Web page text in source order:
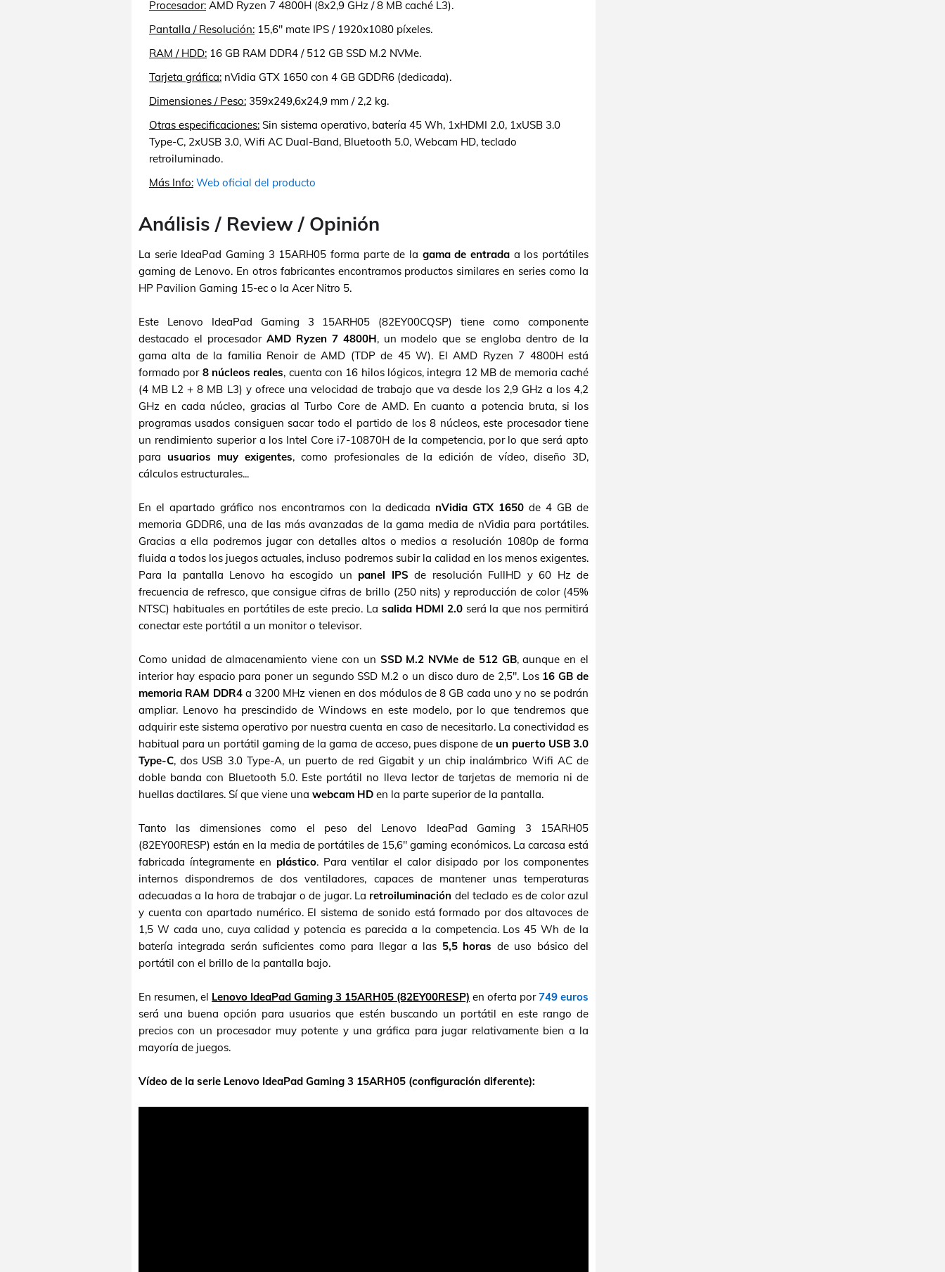
Procesador: AMD Ryzen 7 4800H (8x2,9 GHz / 8 MB caché L3).
Pantalla / Resolución: 15,6" mate IPS / 1920x1080 píxeles.
RAM / HDD: 16 GB RAM DDR4 / 512 GB SSD M.2 NVMe.
Tarjeta gráfica: nVidia GTX 1650 con 4 GB GDDR6 (dedicada).
Dimensiones / Peso: 359x249,6x24,9 mm / 2,2 kg.
Otras especificaciones: Sin sistema operativo, batería 45 Wh, 1xHDMI 2.0, 1xUSB 3.0
Type-C, 2xUSB 3.0, Wifi AC Dual-Band, Bluetooth 5.0, Webcam HD, teclado
retroiluminado.
Más Info: Web oficial del producto
Análisis / Review / Opinión
La serie IdeaPad Gaming 3 15ARH05 forma parte de la gama de entrada a los portátiles
gaming de Lenovo. En otros fabricantes encontramos productos similares en series como la
HP Pavilion Gaming 15-ec o la Acer Nitro 5.
Este Lenovo IdeaPad Gaming 3 15ARH05 (82EY00CQSP) tiene como componente
destacado el procesador AMD Ryzen 7 4800H, un modelo que se engloba dentro de la
gama alta de la familia Renoir de AMD (TDP de 45 W). El AMD Ryzen 7 4800H está
formado por 8 núcleos reales, cuenta con 16 hilos lógicos, integra 12 MB de memoria caché
(4 MB L2 + 8 MB L3) y ofrece una velocidad de trabajo que va desde los 2,9 GHz a los 4,2
GHz en cada núcleo, gracias al Turbo Core de AMD. En cuanto a potencia bruta, si los
programas usados consiguen sacar todo el partido de los 8 núcleos, este procesador tiene
un rendimiento superior a los Intel Core i7-10870H de la competencia, por lo que será apto
para usuarios muy exigentes, como profesionales de la edición de vídeo, diseño 3D,
cálculos estructurales...
En el apartado gráfico nos encontramos con la dedicada nVidia GTX 1650 de 4 GB de
memoria GDDR6, una de las más avanzadas de la gama media de nVidia para portátiles.
Gracias a ella podremos jugar con detalles altos o medios a resolución 1080p de forma
fluida a todos los juegos actuales, incluso podremos subir la calidad en los menos exigentes.
Para la pantalla Lenovo ha escogido un panel IPS de resolución FullHD y 60 Hz de
frecuencia de refresco, que consigue cifras de brillo (250 nits) y reproducción de color (45%
NTSC) habituales en portátiles de este precio. La salida HDMI 2.0será la que nos permitirá
conectar este portátil a un monitor o televisor.
Como unidad de almacenamiento viene con un SSD M.2 NVMe de 512 GB, aunque en el
interior hay espacio para poner un segundo SSD M.2 o un disco duro de 2,5". Los 16 GB de
memoria RAM DDR4a 3200 MHz vienen en dos módulos de 8 GB cada uno y no se podrán
ampliar. Lenovo ha prescindido de Windows en este modelo, por lo que tendremos que
adquirir este sistema operativo por nuestra cuenta en caso de necesitarlo. La conectividad es
habitual para un portátil gaming de la gama de acceso, pues dispone de un puerto USB 3.0
Type-C, dos USB 3.0 Type-A, un puerto de red Gigabit y un chip inalámbrico Wifi AC de
doble banda con Bluetooth 5.0. Este portátil no lleva lector de tarjetas de memoria ni de
huellas dactilares. Sí que viene una webcam HD en la parte superior de la pantalla.
Tanto las dimensiones como el peso del Lenovo IdeaPad Gaming 3 15ARH05
(82EY00RESP) están en la media de portátiles de 15,6" gaming económicos. La carcasa está
fabricada íntegramente en plástico. Para ventilar el calor disipado por los componentes
internos dispondremos de dos ventiladores, capaces de mantener unas temperaturas
adecuadas a la hora de trabajar o de jugar. La retroiluminación del teclado es de color azul
y cuenta con apartado numérico. El sistema de sonido está formado por dos altavoces de
1,5 W cada uno, cuya calidad y potencia es parecida a la competencia. Los 45 Wh de la
batería integrada serán suficientes como para llegar a las 5,5 horas de uso básico del
portátil con el brillo de la pantalla bajo.
En resumen, el Lenovo IdeaPad Gaming 3 15ARH05 (82EY00RESP) en oferta por749 euros
será una buena opción para usuarios que estén buscando un portátil en este rango de
precios con un procesador muy potente y una gráfica para jugar relativamente bien a la
mayoría de juegos.
Vídeo de la serie Lenovo IdeaPad Gaming 3 15ARH05 (configuración diferente):